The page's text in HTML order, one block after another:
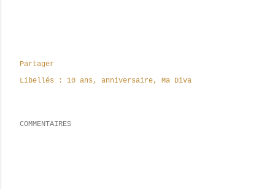
Partager
Libellés :
10 ans anniversaire Ma Diva
COMMENTAIRES